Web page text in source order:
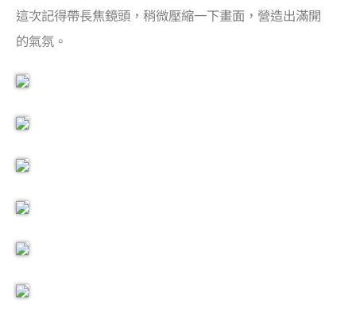
這次記得帶長焦鏡頭，稍微壓縮一下畫面，營造出滿開
的氣氛。